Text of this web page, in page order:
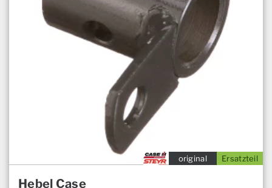
Ersatzteil
original
Hebel Case